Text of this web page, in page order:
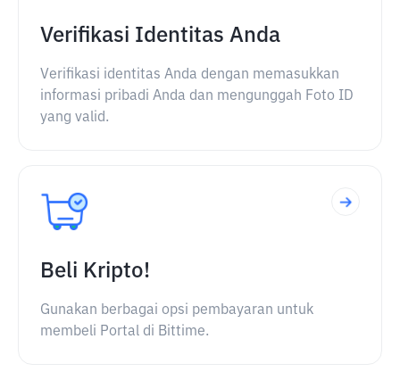
Verifikasi Identitas Anda
Verifikasi identitas Anda dengan memasukkan
informasi pribadi Anda dan mengunggah Foto ID
yang valid.
Beli Kripto!
Gunakan berbagai opsi pembayaran untuk
membeli Portal di Bittime.